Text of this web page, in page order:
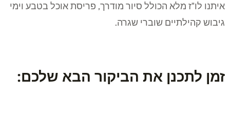
איתנו לו"ז מלא הכולל סיור מודרך, פריסת אוכל בטבע וימי
גיבוש קהילתיים שוברי שגרה.
זמן לתכנן את הביקור הבא שלכם: